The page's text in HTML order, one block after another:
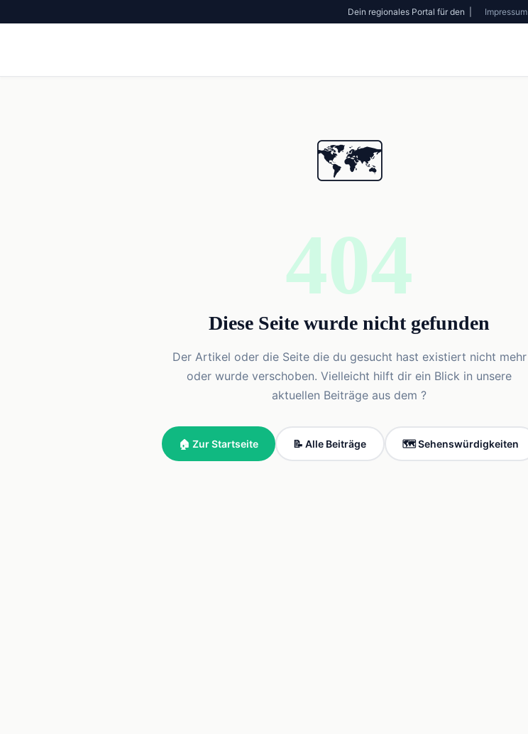
Dein regionales Portal für den | Impressum
🗺️
404
Diese Seite wurde nicht gefunden
Der Artikel oder die Seite die du gesucht hast existiert nicht mehr
oder wurde verschoben. Vielleicht hilft dir ein Blick in unsere
aktuellen Beiträge aus dem ?
🏠 Zur Startseite 📝 Alle Beiträge 🗺️ Sehenswürdigkeiten